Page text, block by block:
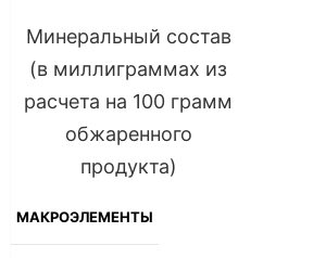
Минеральный состав
(в миллиграммах из
расчета на 100 грамм
обжаренного
продукта)
МАКРОЭЛЕМЕНТЫ